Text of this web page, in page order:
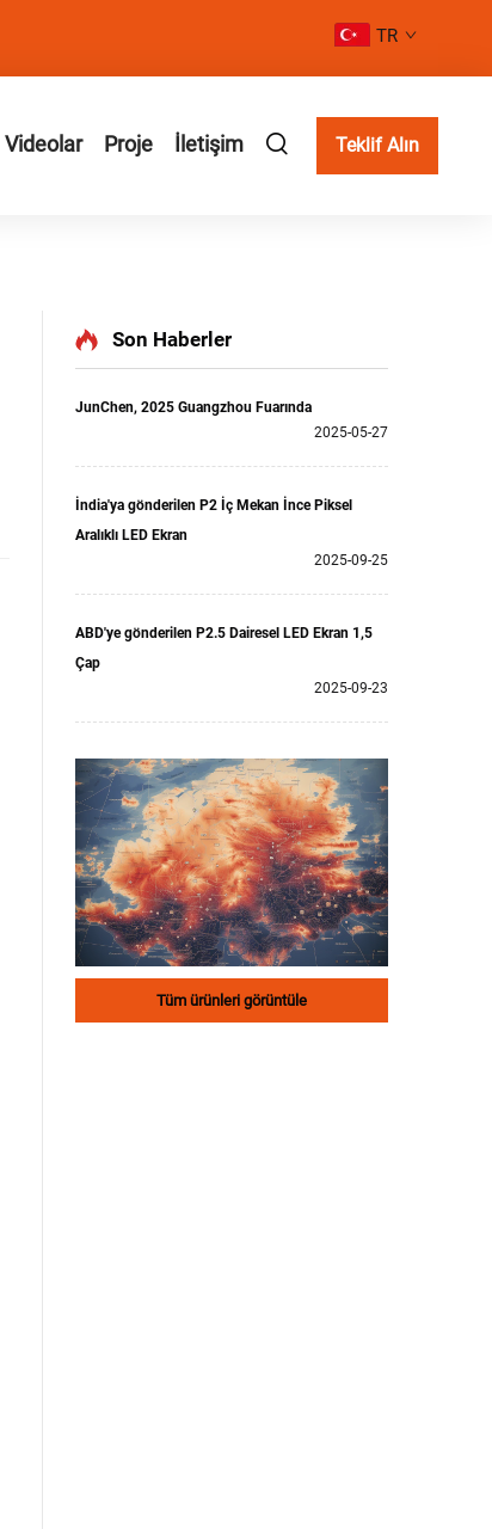
TR
Videolar Proje İletişim Teklif Alın
Son Haberler
JunChen, 2025 Guangzhou Fuarında
2025-05-27
İndia'ya gönderilen P2 İç Mekan İnce Piksel
Aralıklı LED Ekran
2025-09-25
ABD'ye gönderilen P2.5 Dairesel LED Ekran 1,5
Çap
2025-09-23
Tüm ürünleri görüntüle